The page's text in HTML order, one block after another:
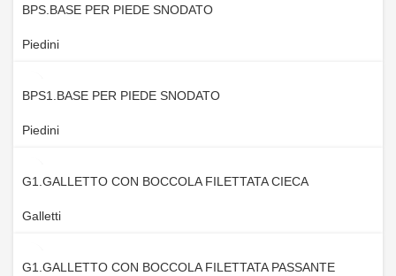
BPS.BASE PER PIEDE SNODATO
Piedini
BPS1.BASE PER PIEDE SNODATO
Piedini
G1.GALLETTO CON BOCCOLA FILETTATA CIECA
Galletti
G1.GALLETTO CON BOCCOLA FILETTATA PASSANTE